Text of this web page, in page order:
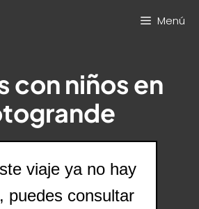
Menú
con niños en
viaje ya no hay
puedes consultar